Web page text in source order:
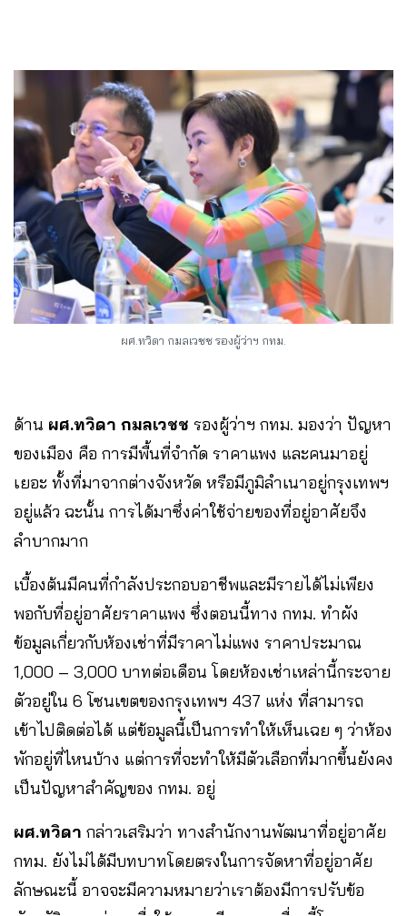
ผศ.ทวิดา กมลเวชช รองผู้ว่าฯ กทม.
ด้าน ผศ.ทวิดา กมลเวชช รองผู้ว่าฯ กทม. มองว่า ปัญหา
ของเมือง คือ การมีพื้นที่จำกัด ราคาแพง และคนมาอยู่
เยอะ ทั้งที่มาจากต่างจังหวัด หรือมีภูมิลำเนาอยู่กรุงเทพฯ
อยู่แล้ว ฉะนั้น การได้มาซึ่งค่าใช้จ่ายของที่อยู่อาศัยจึง
ลำบากมาก
เบื้องต้นมีคนที่กำลังประกอบอาชีพและมีรายได้ไม่เพียง
พอกับที่อยู่อาศัยราคาแพง ซึ่งตอนนี้ทาง กทม. ทำผัง
ข้อมูลเกี่ยวกับห้องเช่าที่มีราคาไม่แพง ราคาประมาณ
1,000 – 3,000 บาทต่อเดือน โดยห้องเช่าเหล่านี้กระจาย
ตัวอยู่ใน 6 โซนเขตของกรุงเทพฯ 437 แห่ง ที่สามารถ
เข้าไปติดต่อได้ แต่ข้อมูลนี้เป็นการทำให้เห็นเฉย ๆ ว่าห้อง
พักอยู่ที่ไหนบ้าง แต่การที่จะทำให้มีตัวเลือกที่มากขึ้นยังคง
เป็นปัญหาสำคัญของ กทม. อยู่
ผศ.ทวิดา กล่าวเสริมว่า ทางสํานักงานพัฒนาที่อยู่อาศัย
กทม. ยังไม่ได้มีบทบาทโดยตรงในการจัดหาที่อยู่อาศัย
ลักษณะนี้ อาจจะมีความหมายว่าเราต้องมีการปรับข้อ